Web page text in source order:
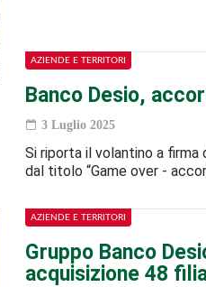
AZIENDE E TERRITORI
Banco Desio,
3 Luglio 2025
Si riporta il volantino a firma
dal titolo “Game over -
AZIENDE E TERRITORI
Gruppo Banco
acquisizione 48